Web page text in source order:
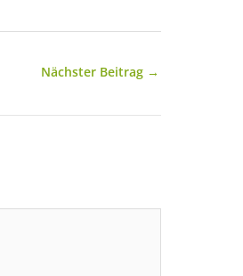
Nächster Beitrag →